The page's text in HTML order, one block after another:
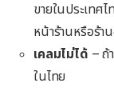
ขายในประเทศ
หน้าร้านหรือร้
เคลมไม่ได้ – ถ้
ในไทย